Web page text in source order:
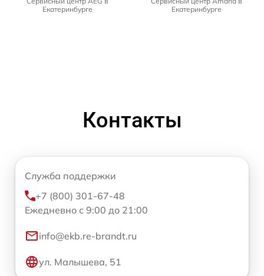
Екатеринбурге
Екатеринбурге
Контакты
Служба поддержки
+7 (800) 301-67-48
Ежедневно с 9:00 до 21:00
info@ekb.re-brandt.ru
ул. Малышева, 51